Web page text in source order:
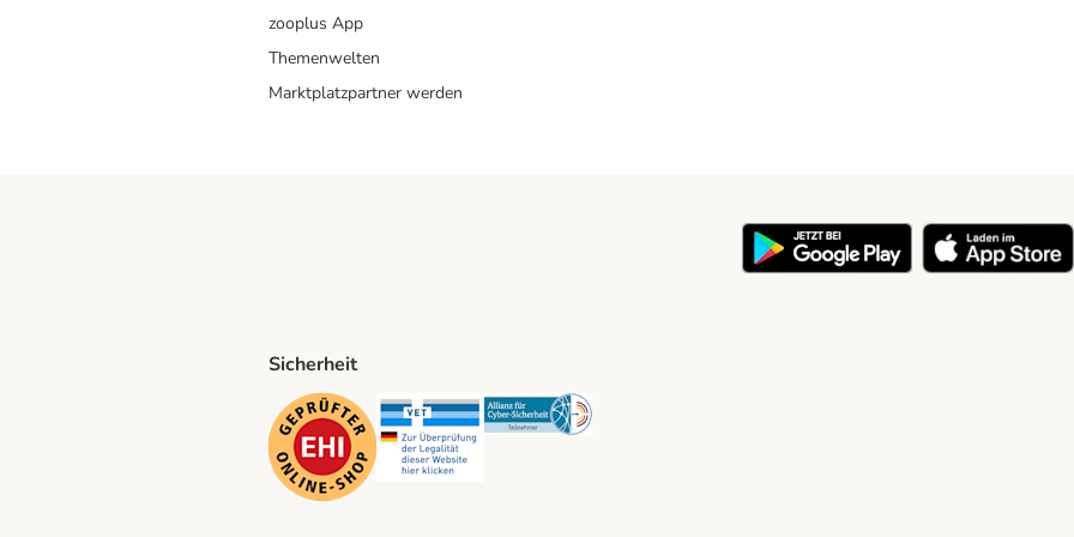
zooplus App
Themenwelten
Marktplatzpartner werden
Method
Sicherheit
Security Security Security